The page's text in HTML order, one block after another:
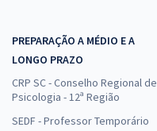
PREPARAÇÃO A MÉDIO E A
LONGO PRAZO
CRP SC - Conselho Regional de
Psicologia - 12ª Região
SEDF - Professor Temporário